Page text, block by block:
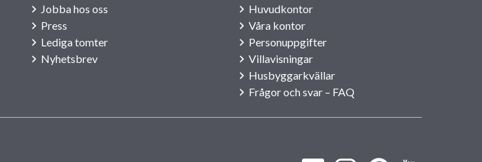
Jobba hos oss
Press
Lediga tomter
Nyhetsbrev
Huvudkontor
Våra kontor
Personuppgifter
Villavisningar
Husbyggarkvällar
Frågor och svar – FAQ